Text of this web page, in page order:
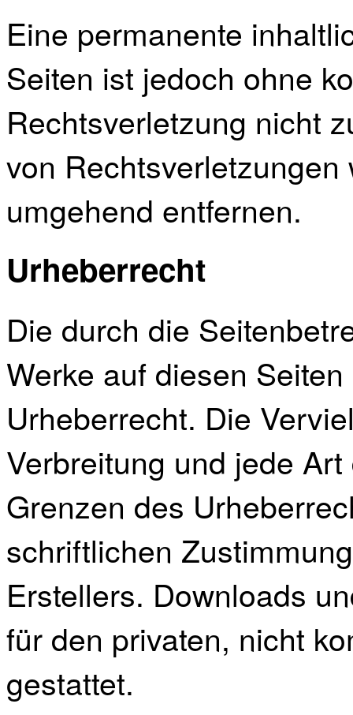
Eine permanente
Seiten ist jedoch ohne
Rechtsverletzung nicht
von
umgehend entfernen.
Urheberrecht
Die durch die
Werke auf diesen
Urheberrecht. Die
Verbreitung und jede
Grenzen des
schriftlichen
Erstellers. Downloads
für den privaten, nicht
gestattet.